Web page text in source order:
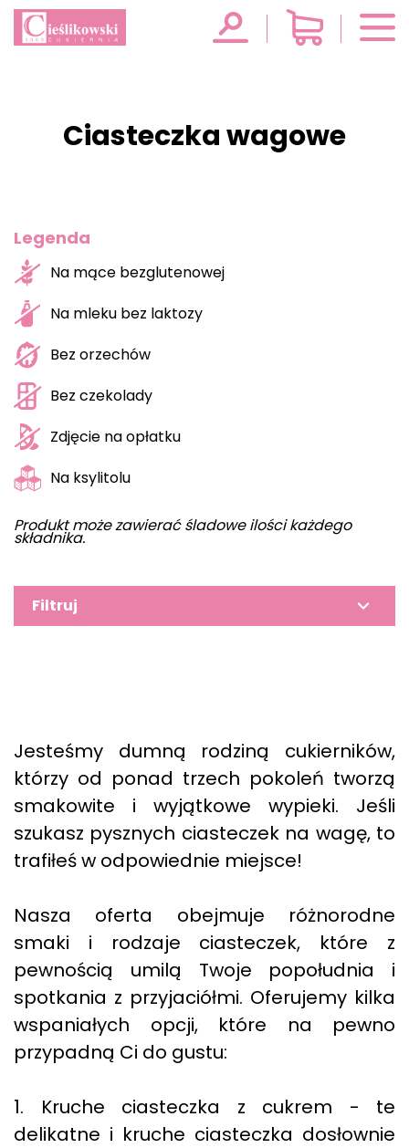
Ciasteczka wagowe
Legenda
Na mące bezglutenowej
Na mleku bez laktozy
Bez orzechów
Bez czekolady
Zdjęcie na opłatku
Na ksylitolu
Produkt może zawierać śladowe ilości każdego
składnika.
Filtruj
Jesteśmy dumną rodziną cukierników,
którzy od ponad trzech pokoleń tworzą
smakowite i wyjątkowe wypieki. Jeśli
szukasz pysznych ciasteczek na wagę, to
trafiłeś w odpowiednie miejsce!
Nasza oferta obejmuje różnorodne
smaki i rodzaje ciasteczek, które z
pewnością umilą Twoje popołudnia i
spotkania z przyjaciółmi. Oferujemy kilka
wspaniałych opcji, które na pewno
przypadną Ci do gustu:
1. Kruche ciasteczka z cukrem - te
delikatne i kruche ciasteczka dosłownie